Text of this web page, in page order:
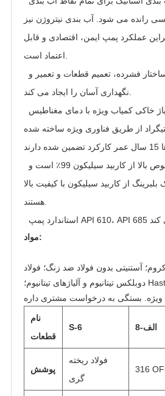
رانده می شود. آب بندی نیتروژن نیز
عملکرد پمپ ایمن، اقتصادی و قابل
درجه سانتیگراد از طریق فناوری ویژه ساخته شده
از کاربید سیلیکون با کیفیت بالا
هستند.
مواد:
آستنیتی بدون فولاد ضد زنگ؛ فولاد
دوبلکس تیتانیوم و آلیاژهای تیتانیوم؛ Hastelloy C-276 و سایر
ویژه. بستگی به درخواست مشتری داره
نام
قطعات
S-6 الف-8
پوشش
فولاد ریخته
گری
316